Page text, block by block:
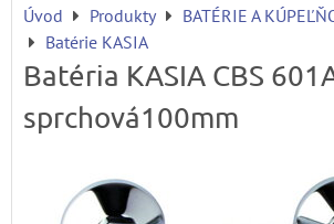
Úvod Produkty
BATÉRIE A
Batérie KASIA
Batéria KASIA CBS
sprchová100mm